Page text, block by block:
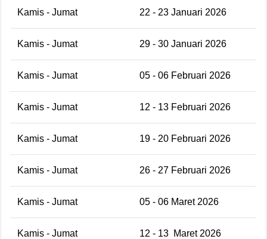
Kamis - Jumat 22 - 23 Januari 2026
Kamis - Jumat 29 - 30 Januari 2026
Kamis - Jumat 05 - 06 Februari 2026
Kamis - Jumat 12 - 13 Februari 2026
Kamis - Jumat 19 - 20 Februari 2026
Kamis - Jumat 26 - 27 Februari 2026
Kamis - Jumat 05 - 06 Maret 2026
Kamis - Jumat 12 - 13 Maret 2026